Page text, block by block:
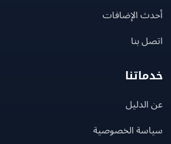
الإضافات
بنا
الخصوصية